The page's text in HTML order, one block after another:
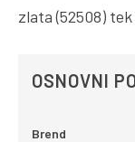
zlata (52508)
OSNOVNI
Brend